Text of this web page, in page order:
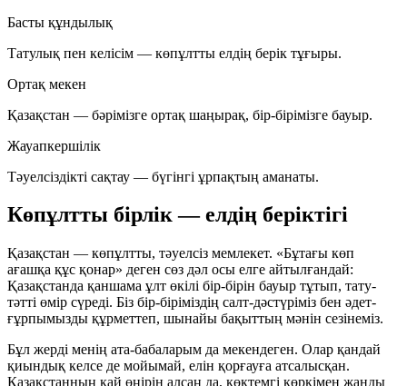
Басты құндылық
Татулық пен келісім — көпұлтты елдің берік тұғыры.
Ортақ мекен
Қазақстан — бәрімізге ортақ шаңырақ, бір-бірімізге бауыр.
Жауапкершілік
Тәуелсіздікті сақтау — бүгінгі ұрпақтың аманаты.
Көпұлтты бірлік — елдің беріктігі
Қазақстан — көпұлтты, тәуелсіз мемлекет. «Бұтағы көп
ағашқа құс қонар» деген сөз дәл осы елге айтылғандай:
Қазақстанда қаншама ұлт өкілі бір-бірін бауыр тұтып, тату-
тәтті өмір сүреді. Біз бір-біріміздің салт-дәстүріміз бен әдет-
ғұрпымызды құрметтеп, шынайы бақыттың мәнін сезінеміз.
Бұл жерді менің ата-бабаларым да мекендеген. Олар қандай
қиындық келсе де мойымай, елін қорғауға атсалысқан.
Қазақстанның қай өңірін алсаң да, көктемгі көркімен жанды